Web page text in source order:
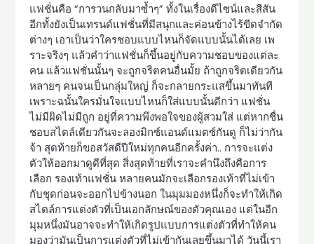
แฟชั่นคือ “การวนกลับมาซ้ำๆ” ทั้งในเรื่องดีไซน์และสีสัน
อีกทั้งยังเป็นเทรนด์แฟชั่นที่มีสนุกและค่อนข้างไร้ขีดจำกัด
ต่างๆ เอาเป็นว่าใครชอบแบบไหนก็จัดแบบนั้นได้เลย เพ
ราะจริงๆ แล้วคำว่าแฟชั่นก็ขึ้นอยู่กับความชอบของแต่ละ
คน แล้วแฟชั่นนั้นๆ จะถูกจริตคนอื่นมั้ย ถ้าถูกจริตเดียวกัน
หลายๆ คนจนเป็นกลุ่มใหญ่ ก็จะกลายกระแสขึ้นมาทันที
เพราะฉนั้นใครมั่นใจแบบไหนก็ใส่แบบนั้นดีกว่า แฟชั่น
ไม่มีผิดไม่มีถูก อยู่ที่ความพึงพอใจของผู้สวมใส่ แต่หากชื่น
ชอบสไตล์เดียวกันจะลองมิกซ์แอนด์แมตซ์กันดู ก็ไม่ว่ากัน
จ้า สุดท้ายก็ขอสวัสดีปีใหม่ทุกคนอีกครั้งค่า.. การจะแต่ง
ตัวให้ออกมาดูดีที่สุด สิ่งสุดท้ายที่เราจะคำนึงถึงคือการ
เลือก รองเท้าแฟชั่น หลายคนมักจะเลือกรองเท้าที่ไม่เข้า
กับชุดก่อนจะออกไปข้างนอก ในมุมมองหนึ่งก็จะทำให้เกิด
สไตล์การแต่งตัวที่เป็นเอกลักษณ์ของตัวคุณเอง แต่ในอีก
มุมหนึ่งมันอาจจะทำให้เกิดรูปแบบการแต่งตัวที่ทำให้คน
มองว่ามันเป็นการแต่งตัวที่ไม่เข้ากันเลยขึ้นมาได้ วันนี้เรา